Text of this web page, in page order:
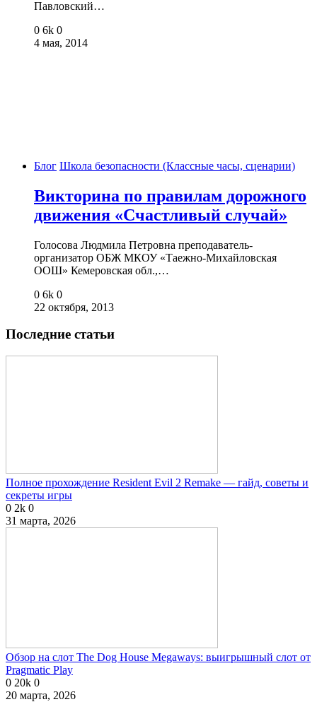
Павловский…
0 6k 0
4 мая, 2014
Блог Школа безопасности (Классные часы, сценарии)
Викторина по правилам дорожного
движения «Счастливый случай»
Голосова Людмила Петровна преподаватель-
организатор ОБЖ МКОУ «Таежно-Михайловская
ООШ» Кемеровская обл.,…
0 6k 0
22 октября, 2013
Последние статьи
Полное прохождение Resident Evil 2 Remake — гайд, советы и
секреты игры
0 2k 0
31 марта, 2026
Обзор на слот The Dog House Megaways: выигрышный слот от
Pragmatic Play
0 20k 0
20 марта, 2026